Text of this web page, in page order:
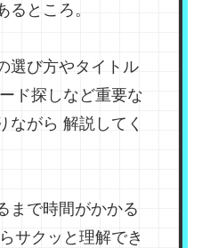
るところ。
選び方やタイトル
ド探しなど重要な
ながら 解説してく
まで時間がかかる
サクッと理解でき